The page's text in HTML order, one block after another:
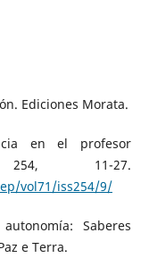
Ediciones Morata.
en el profesor
254, 11-27.
vol71/iss254/9/
Saberes
e Terra.